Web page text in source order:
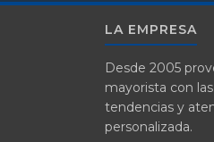
LA EMPRESA
Desde 2005
mayorista con
tendencias y
personalizada.